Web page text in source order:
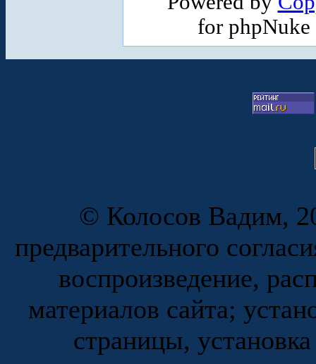
for
© Колосов Вадим,
предварительного
воспроизведение,
материалов сайта;
страницы,